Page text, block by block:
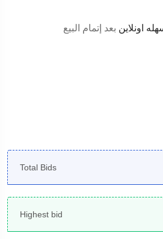
اونلاين بعد إتمام البيع
Total Bids
Highest bid